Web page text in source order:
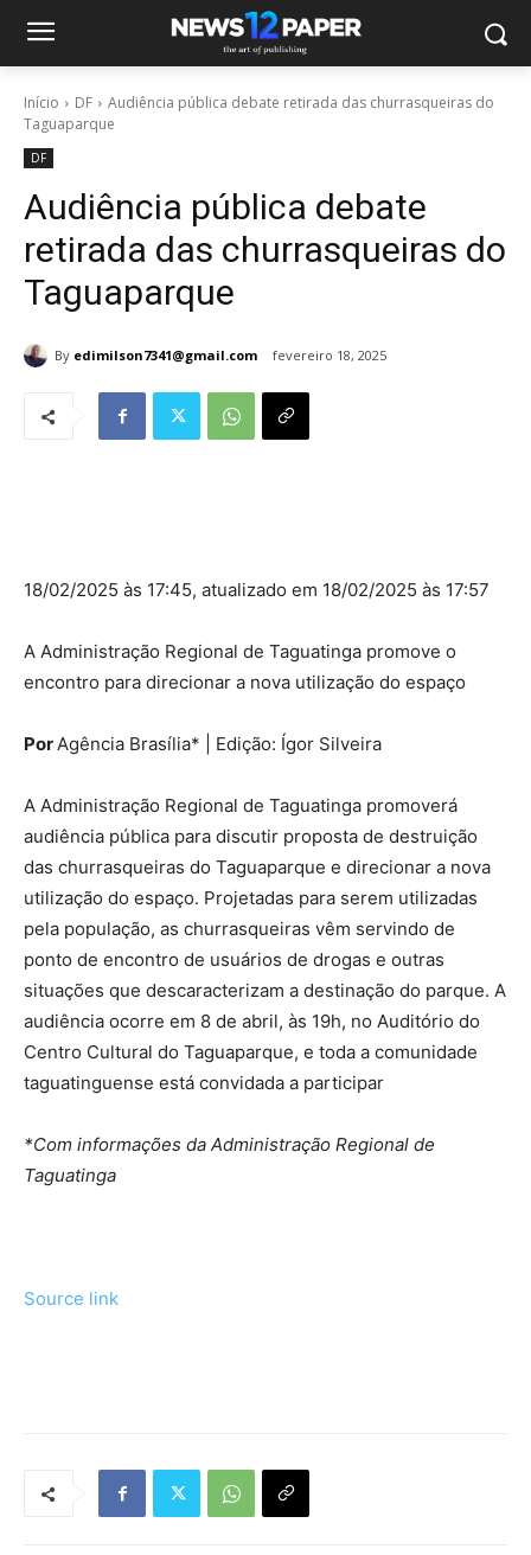
Início DF
Audiência pública debate retirada das churrasqueiras do
Taguaparque
DF
Audiência pública debate
retirada das churrasqueiras do
Taguaparque
By edimilson7341@gmail.com fevereiro 18, 2025
18/02/2025 às 17:45, atualizado em 18/02/2025 às 17:57
A Administração Regional de Taguatinga promove o
encontro para direcionar a nova utilização do espaço
PorAgência Brasília* | Edição: Ígor Silveira
A Administração Regional de Taguatinga promoverá
audiência pública para discutir proposta de destruição
das churrasqueiras do Taguaparque e direcionar a nova
utilização do espaço. Projetadas para serem utilizadas
pela população, as churrasqueiras vêm servindo de
ponto de encontro de usuários de drogas e outras
situações que descaracterizam a destinação do parque. A
audiência ocorre em 8 de abril, às 19h, no Auditório do
Centro Cultural do Taguaparque, e toda a comunidade
taguatinguense está convidada a participar
*Com informações da Administração Regional de
Taguatinga
Source link